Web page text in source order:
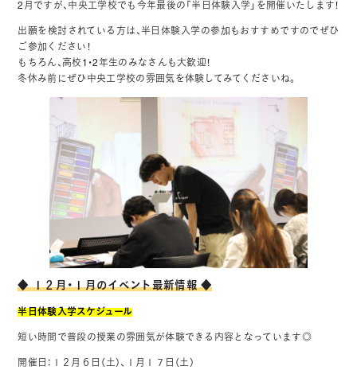
2月ですが、中央工学校でも今年最後の「半日体験入学」を開催いたします！
出願を検討されている方は、半日体験入学の参加もおすすめですのでぜひ
ご参加ください！
もちろん、高校1・2年生のみなさんも大歓迎！
冬休み前にぜひ中央工学校の雰囲気を体験してみてくださいね。
◆ １２月・１月のイベント最新情報 ◆
半日体験入学スケジュール
短い時間で普段の授業の雰囲気が体験できる内容となっています◎
開催日：１２月６日（土）、１月１７日（土）